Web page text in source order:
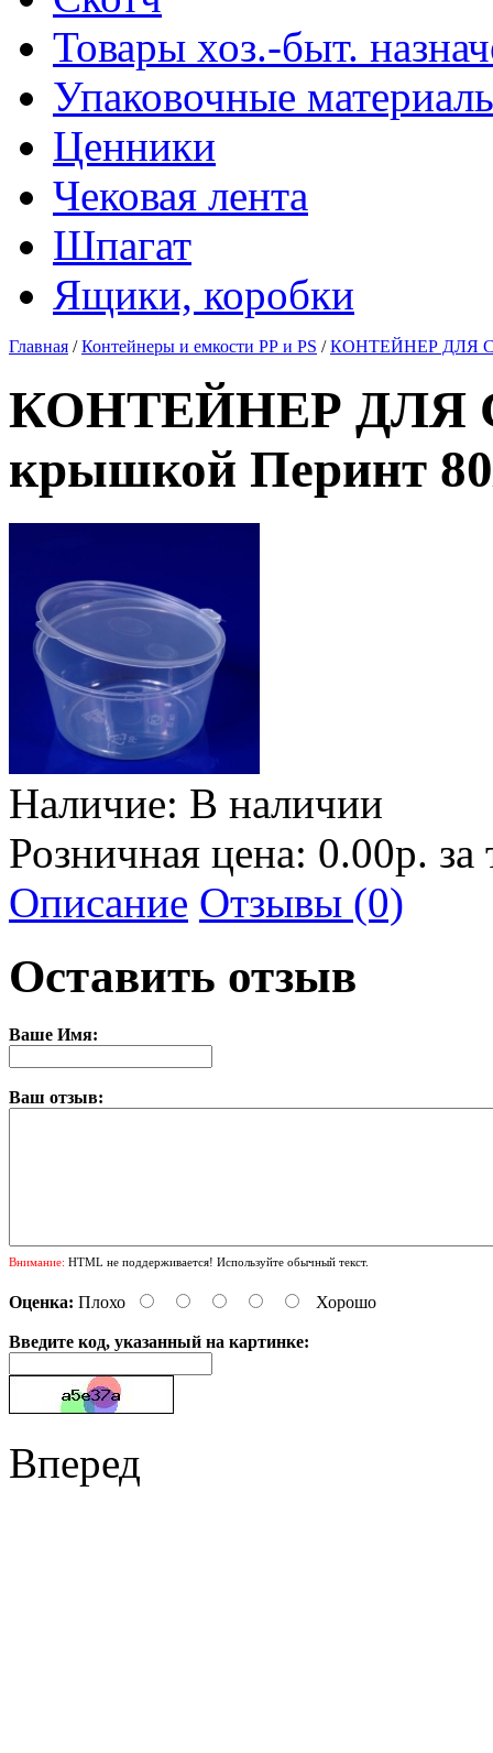
Товары хоз.-быт.
Упаковочные
Ценники
Чековая лента
Шпагат
Ящики, коробки
Главная /Контейнеры и емкости РР и PS /КОНТЕЙНЕР ДЛЯ
КОНТЕЙНЕР ДЛЯ
крышкой Перинт
Наличие: В наличии
Розничная цена: 0.00р.
Описание Отзывы (0)
Оставить отзыв
Ваше Имя:
Ваш отзыв:
Внимание: HTML не поддерживается! Используйте обычный текст.
Оценка: Плохо Хорошо
Введите код, указанный на картинке:
Вперед